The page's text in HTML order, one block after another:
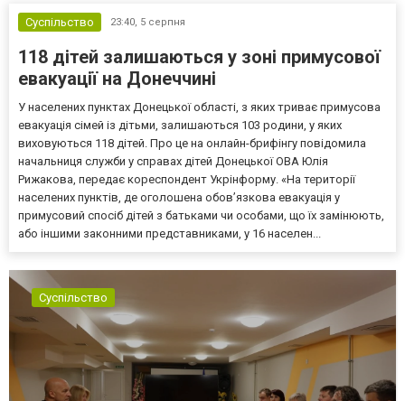
Суспільство 23:40, 5 серпня
118 дітей залишаються у зоні примусової
евакуації на Донеччині
У населених пунктах Донецької області, з яких триває примусова
евакуація сімей із дітьми, залишаються 103 родини, у яких
виховуються 118 дітей. Про це на онлайн-брифінгу повідомила
начальниця служби у справах дітей Донецької ОВА Юлія
Рижакова, передає кореспондент Укрінформу. «На території
населених пунктів, де оголошена обов’язкова евакуація у
примусовий спосіб дітей з батьками чи особами, що їх замінюють,
або іншими законними представниками, у 16 населен...
Суспільство